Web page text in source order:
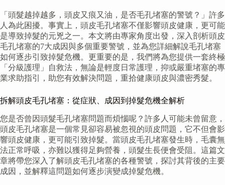
「頭髮越掉越多，頭皮又痕又油，是否毛孔堵塞的警號？」許多
人為此困擾。事實上，頭皮毛孔堵塞不僅影響頭皮健康，更可能
是導致掉髮的元兇之一。本文將由專家角度出發，深入剖析頭皮
毛孔堵塞的7大成因與多個重要警號，並為您詳細解說毛孔堵塞
如何逐步引致掉髮危機。更重要的是，我們將為您提供一套終極
「分級護理」自救法，無論是輕度日常護理，抑或嚴重堵塞的專
業求助指引，助您有效解決問題，重拾健康頭皮與濃密秀髮。
拆解頭皮毛孔堵塞：從症狀、成因到掉髮危機全解析
您是否曾因頭髮毛孔堵塞問題而煩惱呢？許多人可能未曾留意，
頭皮毛孔堵塞是一個常見卻容易被忽視的頭皮問題，它不但會影
響頭皮健康，更可能引致掉髮。當頭皮毛孔堵塞發生時，毛囊無
法正常呼吸，亦難以獲得足夠營養，頭髮生長便會受阻。這篇文
章將帶您深入了解頭皮毛孔堵塞的各種警號，探討其背後的主要
成因，並解釋這問題如何逐步演變成掉髮危機。